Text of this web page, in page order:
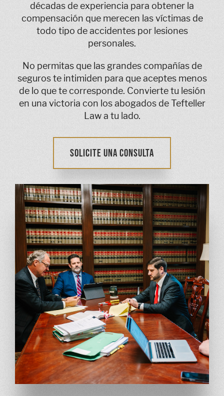
décadas de experiencia para obtener la
compensación que merecen las víctimas de
todo tipo de accidentes por lesiones
personales.
No permitas que las grandes compañías de
seguros te intimiden para que aceptes menos
de lo que te corresponde. Convierte tu lesión
en una victoria con los abogados de Tefteller
Law a tu lado.
SOLICITE UNA CONSULTA